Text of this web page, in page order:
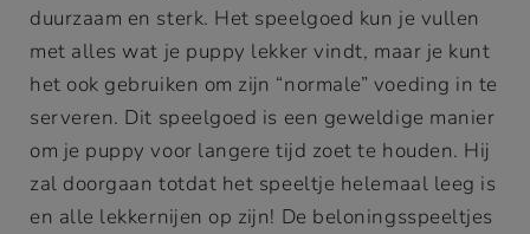
duurzaam en sterk. Het speelgoed kun je vullen
met alles wat je puppy lekker vindt, maar je kunt
het ook gebruiken om zijn “normale” voeding in te
serveren. Dit speelgoed is een geweldige manier
om je puppy voor langere tijd zoet te houden. Hij
zal doorgaan totdat het speeltje helemaal leeg is
en alle lekkernijen op zijn! De beloningsspeeltjes